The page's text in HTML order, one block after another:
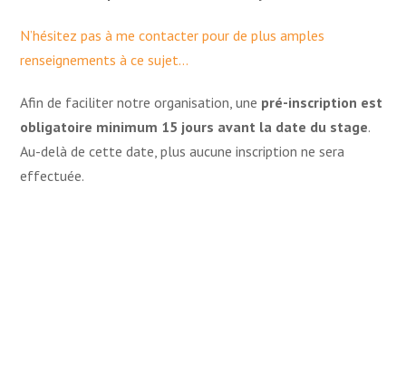
N’hésitez pas à me contacter pour de plus amples
renseignements à ce sujet…
Afin de faciliter notre organisation, une pré-inscription est
obligatoire minimum 15 jours avant la date du stage.
Au-delà de cette date, plus aucune inscription ne sera
effectuée.